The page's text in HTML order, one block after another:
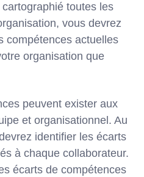
toutes les
vous devrez
compétences actuelles
organisation que
peuvent exister aux
et organisationnel. Au
identifier les écarts
à chaque collaborateur.
écarts de compétences